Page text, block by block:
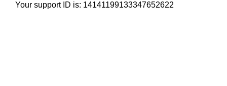
Your support ID is: 14141199133347652622